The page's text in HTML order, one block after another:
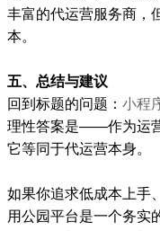
丰富的代运营服务商，
本。
五、总结与建议
回到标题的问题： 小程
理性答案是——作为运
它等同于代运营本身。
如果你追求低成本上手
用公园平台是一个务实